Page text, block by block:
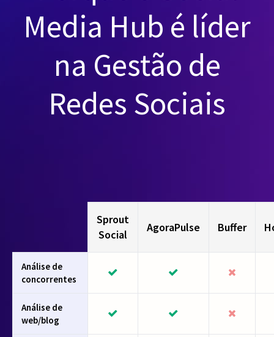
Media Hub é líder
na Gestão de
Redes Sociais
Sprout
Social
AgoraPulse Buffer
Análise de
concorrentes
Análise de
web/blog